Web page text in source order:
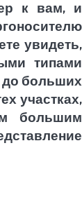
к вам, и
увидеть,
типами
до больших
участках,
большим